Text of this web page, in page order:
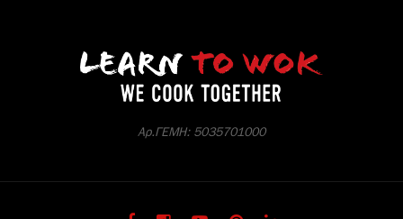
Αρ.ΓΕΜΗ: 5035701000